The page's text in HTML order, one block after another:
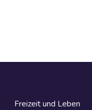
Freizeit und Leben